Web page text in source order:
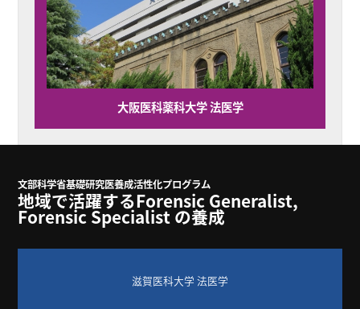
大阪医科薬科大学 法医学
文部科学省基礎研究医養成活性化プログラム
地域で活躍するForensic Generalist,
Forensic Specialist の養成
滋賀医科大学 法医学